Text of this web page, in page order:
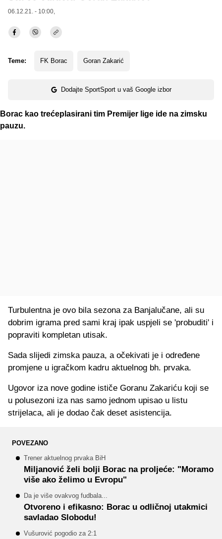
06.12.21. - 10:00,
Teme: FK Borac Goran Zakarić
Dodajte SportSport u vaš Google izbor
Borac kao trećeplasirani tim Premijer lige ide na zimsku
pauzu.
Turbulentna je ovo bila sezona za Banjalučane, ali su
dobrim igrama pred sami kraj ipak uspjeli se 'probuditi' i
popraviti kompletan utisak.
Sada slijedi zimska pauza, a očekivati je i određene
promjene u igračkom kadru aktuelnog bh. prvaka.
Ugovor iza nove godine ističe Goranu Zakariću koji se
u polusezoni iza nas samo jednom upisao u listu
strijelaca, ali je dodao čak deset asistencija.
POVEZANO
Trener aktuelnog prvaka BiH
Miljanović želi bolji Borac na proljeće: "Moramo
više ako želimo u Evropu"
Da je više ovakvog fudbala...
Otvoreno i efikasno: Borac u odličnoj utakmici
savladao Slobodu!
Vušurović pogodio za 2:1